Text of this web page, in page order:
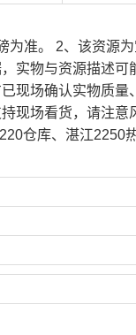
为准。 2、该资源
实物与资源描述
现场确认实物质
现场看货，请注
仓库、湛江2250